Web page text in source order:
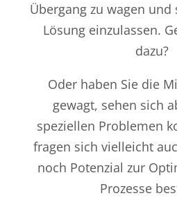
Übergang zu wagen
Lösung einzulassen.
dazu?
Oder haben Sie die
gewagt, sehen sich
speziellen Problemen
fragen sich vielleicht
noch Potenzial zur
Prozesse